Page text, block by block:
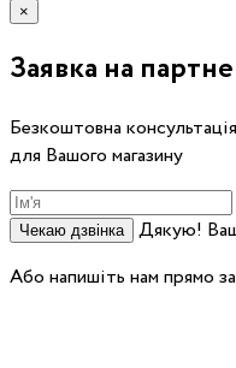
×
Заявка на
Безкоштовна
для Вашого магазину
Чекаю дзвінка
Дякую! Ваш
Або напишіть нам прямо